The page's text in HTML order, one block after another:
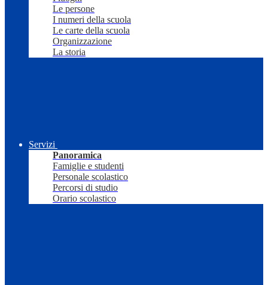
Le persone
I numeri della scuola
Le carte della scuola
Organizzazione
La storia
Servizi
Panoramica
Famiglie e studenti
Personale scolastico
Percorsi di studio
Orario scolastico